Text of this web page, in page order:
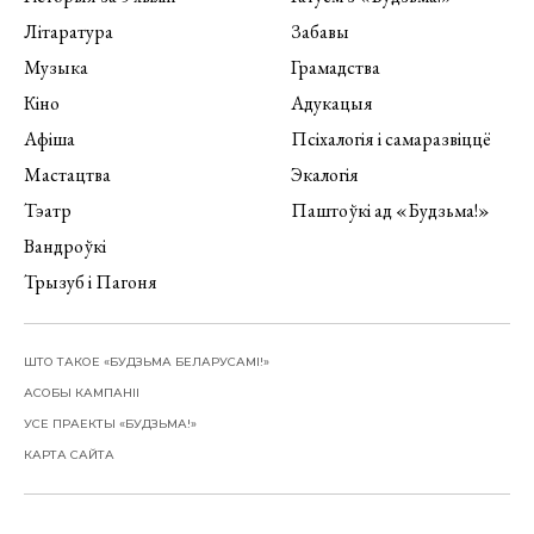
Літаратура
Музыка
Кіно
Афіша
Мастацтва
Тэатр
Вандроўкі
Трызуб і Пагоня
Забавы
Грамадства
Адукацыя
Псіхалогія і самаразвіццё
Экалогія
Паштоўкі ад «Будзьма!»
ШТО ТАКОЕ «БУДЗЬМА БЕЛАРУСАМІ!»
АСОБЫ КАМПАНІІ
УСЕ ПРАЕКТЫ «БУДЗЬМА!»
КАРТА САЙТА